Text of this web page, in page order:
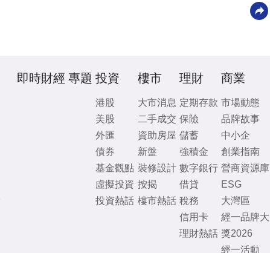
即時財經 專題 投資
港股
美股
外匯
債券
基金觀點
虛擬投資
投資熱話
樓市
大市消息
二手成交
資助房屋
新盤
裝修設計
按揭
樓市熱話
理財
定期存款
保險
儲蓄
強積金
數字銀行
借貸
稅務
信用卡
理財熱話
商業
市場動態
品牌故事
中小企
創業指南
營商資源庫
ESG
大灣區
經一品牌大
獎2026
經一活動